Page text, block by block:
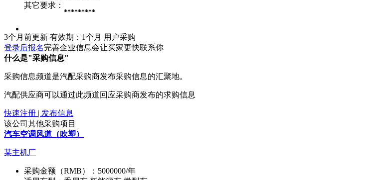
其它要求：
*********
3个月前更新 有效期：1个月 用户采购
登录后报名完善企业信息会让买家更快联系你
什么是"采购信息"
采购信息频道是汽配采购商发布采购信息的汇聚地。
汽配供应商可以通过此频道回应采购商发布的求购信息
快速注册 | 发布信息
该公司其他采购项目
汽车空调风道（吹塑）
某主机厂
采购金额（RMB）： 5000000/年